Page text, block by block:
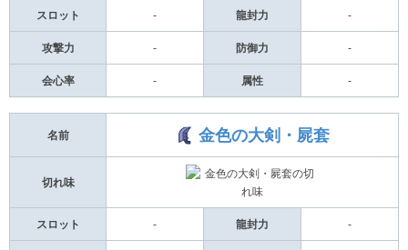
スロット - 龍封力 -
攻撃力 - 防御力 -
会心率 - 属性 -
名前 金色の大剣・屍套
切れ味
スロット - 龍封力 -